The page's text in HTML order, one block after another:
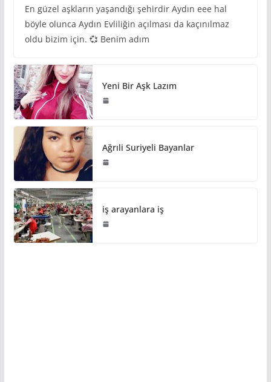
En güzel aşkların yaşandığı şehirdir Aydın eee hal
böyle olunca Aydın Evliliğin açılması da kaçınılmaz
oldu bizim için. 💞 Benim adım
Yeni Bir Aşk Lazım
Ağrıli Suriyeli Bayanlar
iş arayanlara iş